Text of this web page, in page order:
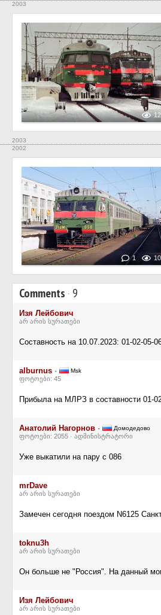
2003
2003
2002
1
Comments · 9
Изя Лейбович
არ არის სურათები
Составность на 10.07.2023: 01-02-05-
alburnus · Msk
ფოტოები: 45
Прибыла на МЛРЗ в составности 01-
Анатолий Нагорнов · Домодедово
ფოტოები: 2055 · ადმინისტრატორი
Уже выкатили на пару с 086
mrDave
არ არის სურათები
Замечен сегодня поездом N6125
toknu3h
არ არის სურათები
Он больше не "Россия". На данный
Изя Лейбович
არ არის სურათები